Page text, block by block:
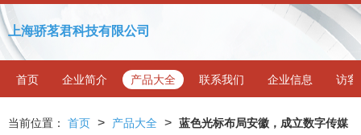
上海骄茗君科技有限公司
首页 企业简介 产品大全 联系我们 企业信息 访客
当前位置： 首页 > 产品大全 > 蓝色光标布局安徽，成立数字传媒